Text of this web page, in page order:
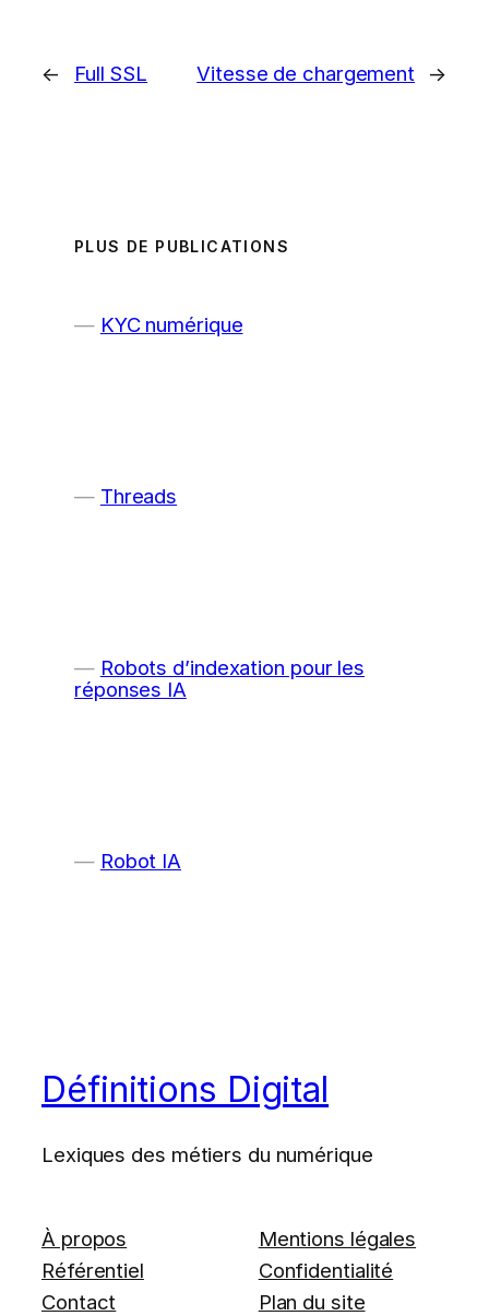
← Full SSL Vitesse de chargement →
PLUS DE PUBLICATIONS
KYC numérique
Threads
Robots d’indexation pour les
réponses IA
Robot IA
Définitions Digital
Lexiques des métiers du numérique
À propos
Référentiel
Contact
Mentions légales
Confidentialité
Plan du site